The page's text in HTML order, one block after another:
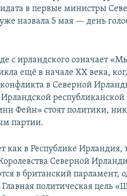
в первые министры
назвала 5 мая — день
с ирландского означает
ещё в начале XX века,
конфликта в Северной
Фейн» стоят политики,
партии.
как в Республике Ирландия,
Северной
в британский парламент,
Главная политическая